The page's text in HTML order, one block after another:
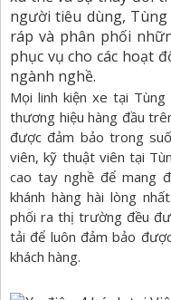
người tiêu dùng,
ráp và phân phối
phục vụ cho các hoạt
ngành nghề.
Mọi linh kiện xe tại
thương hiệu hàng đầu
được đảm bảo trong
viên, kỹ thuật viên tại
cao tay nghề để mang
khánh hàng hài lòng
phối ra thị trường đều
tải để luôn đảm bảo
khách hàng.